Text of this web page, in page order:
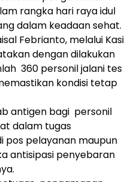
rangka hari raya idul
dalam keadaan sehat.
Febrianto, melalui Kasi
dengan dilakukan
360 personil jalani tes
kondisi tetap
antigen bagi personil
dalam tugas
pos pelayanan maupun
antisipasi penyebaran